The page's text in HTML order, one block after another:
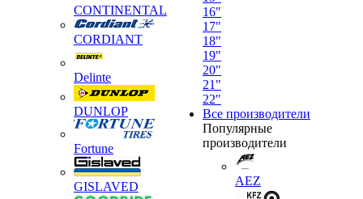
CONTINENTAL
CORDIANT
Delinte
DUNLOP
Fortune
GISLAVED
16"
17"
18"
19"
20"
21"
22"
Все производители
Популярные
производители
AEZ